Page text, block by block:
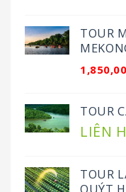
TOUR
TOUR
LIÊN
TOUR